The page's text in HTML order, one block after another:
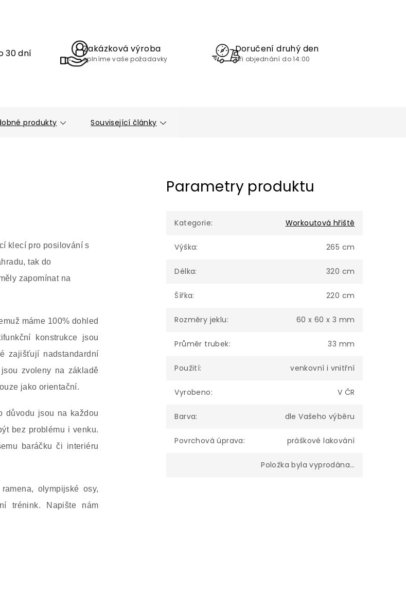
30 dní Zakázková výroba
splníme vaše požadavky
Doručení druhý den
při objednání do 14:00
produkty Související články
klecí pro posilování s
tak do
zapomínat na
máme 100% dohled
konstrukce jsou
zajišťují nadstandardní
zvoleny na základě
jako orientační.
důvodu jsou na každou
bez problému i venku.
baráčku či interiéru
olympijské osy,
trénink. Napište nám
Parametry produktu
Kategorie: Workoutová hřiště
Výška: 265 cm
Délka: 320 cm
Šířka: 220 cm
Rozměry jeklu: 60 x 60 x 3 mm
Průměr trubek: 33 mm
Použití: venkovní i vnitřní
Vyrobeno: V ČR
Barva: dle Vašeho výběru
Povrchová úprava: práškové lakování
Položka byla vyprodána…